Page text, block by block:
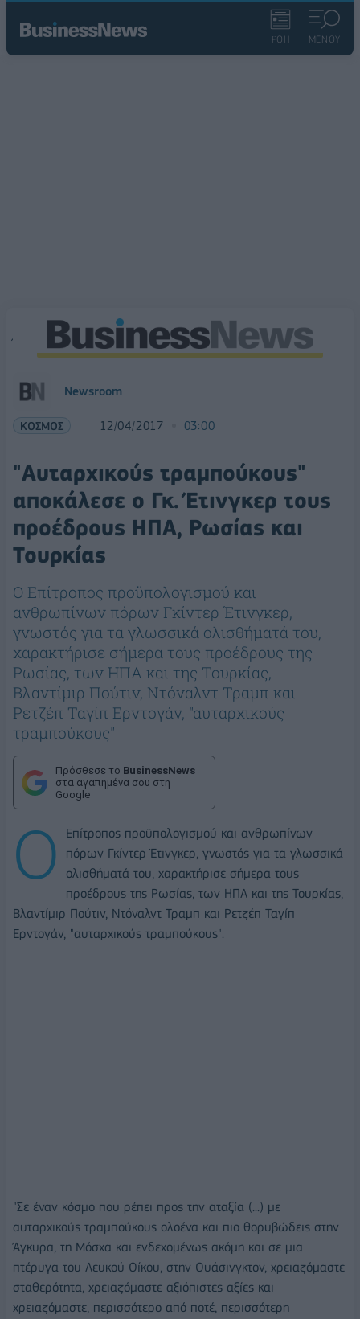
ΡΟΗ ΜΕΝΟΥ
Newsroom
ΚΟΣΜΟΣ 12/04/2017 03:00
"Αυταρχικούς τραμπούκους"
αποκάλεσε ο Γκ. Έτινγκερ τους
προέδρους ΗΠΑ, Ρωσίας και
Τουρκίας
Ο Επίτροπος προϋπολογισμού και
ανθρωπίνων πόρων Γκίντερ Έτινγκερ,
γνωστός για τα γλωσσικά ολισθήματά του,
χαρακτήρισε σήμερα τους προέδρους της
Ρωσίας, των ΗΠΑ και της Τουρκίας,
Βλαντίμιρ Πούτιν, Ντόναλντ Τραμπ και
Ρετζέπ Ταγίπ Ερντογάν, "αυταρχικούς
τραμπούκους"
Πρόσθεσε το BusinessNews
στα αγαπημένα σου στη
Google
Ο
Επίτροπος προϋπολογισμού και ανθρωπίνων
πόρων Γκίντερ Έτινγκερ, γνωστός για τα γλωσσικά
ολισθήματά του, χαρακτήρισε σήμερα τους
προέδρους της Ρωσίας, των ΗΠΑ και της Τουρκίας,
Βλαντίμιρ Πούτιν, Ντόναλντ Τραμπ και Ρετζέπ Ταγίπ
Ερντογάν, "αυταρχικούς τραμπούκους".
"Σε έναν κόσμο που ρέπει προς την αταξία (...) με
αυταρχικούς τραμπούκους ολοένα και πιο θορυβώδεις στην
Άγκυρα, τη Μόσχα και ενδεχομένως ακόμη και σε μια
πτέρυγα του Λευκού Οίκου, στην Ουάσινγκτον, χρειαζόμαστε
σταθερότητα, χρειαζόμαστε αξιόπιστες αξίες και
χρειαζόμαστε, περισσότερο από ποτέ, περισσότερη